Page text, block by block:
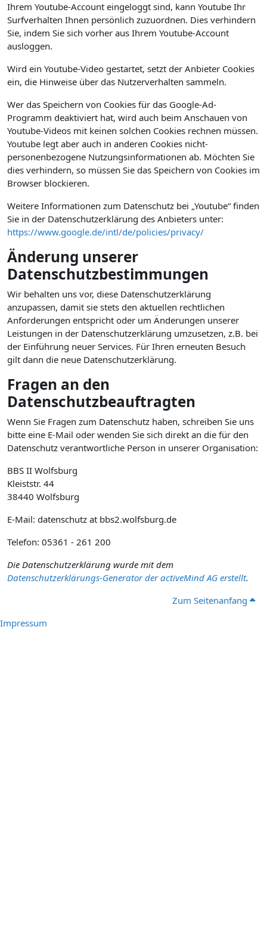
Ihrem Youtube-Account eingeloggt sind, kann Youtube Ihr
Surfverhalten Ihnen persönlich zuzuordnen. Dies verhindern
Sie, indem Sie sich vorher aus Ihrem Youtube-Account
ausloggen.
Wird ein Youtube-Video gestartet, setzt der Anbieter Cookies
ein, die Hinweise über das Nutzerverhalten sammeln.
Wer das Speichern von Cookies für das Google-Ad-
Programm deaktiviert hat, wird auch beim Anschauen von
Youtube-Videos mit keinen solchen Cookies rechnen müssen.
Youtube legt aber auch in anderen Cookies nicht-
personenbezogene Nutzungsinformationen ab. Möchten Sie
dies verhindern, so müssen Sie das Speichern von Cookies im
Browser blockieren.
Weitere Informationen zum Datenschutz bei „Youtube“ finden
Sie in der Datenschutzerklärung des Anbieters unter:
https://www.google.de/intl/de/policies/privacy/
Änderung unserer
Datenschutzbestimmungen
Wir behalten uns vor, diese Datenschutzerklärung
anzupassen, damit sie stets den aktuellen rechtlichen
Anforderungen entspricht oder um Änderungen unserer
Leistungen in der Datenschutzerklärung umzusetzen, z.B. bei
der Einführung neuer Services. Für Ihren erneuten Besuch
gilt dann die neue Datenschutzerklärung.
Fragen an den
Datenschutzbeauftragten
Wenn Sie Fragen zum Datenschutz haben, schreiben Sie uns
bitte eine E-Mail oder wenden Sie sich direkt an die für den
Datenschutz verantwortliche Person in unserer Organisation:
BBS II Wolfsburg
Kleiststr. 44
38440 Wolfsburg
E-Mail: datenschutz at bbs2.wolfsburg.de
Telefon: 05361 - 261 200
Die Datenschutzerklärung wurde mit dem
Datenschutzerklärungs-Generator der activeMind AG erstellt.
Zum Seitenanfang
Impressum